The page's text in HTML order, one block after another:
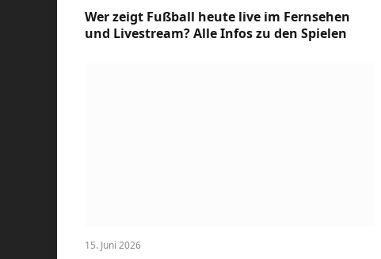
Wer zeigt Fußball heute live im Fernsehen
und Livestream? Alle Infos zu den Spielen
15. Juni 2026